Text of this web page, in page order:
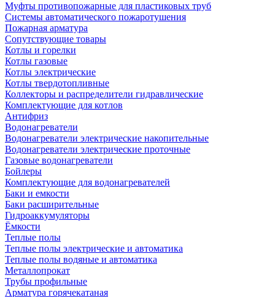
Муфты противопожарные для пластиковых труб
Системы автоматического пожаротушения
Пожарная арматура
Сопутствующие товары
Котлы и горелки
Котлы газовые
Котлы электрические
Котлы твердотопливные
Коллекторы и распределители гидравлические
Комплектующие для котлов
Антифриз
Водонагреватели
Водонагреватели электрические накопительные
Водонагреватели электрические проточные
Газовые водонагреватели
Бойлеры
Комплектующие для водонагревателей
Баки и емкости
Баки расширительные
Гидроаккумуляторы
Ёмкости
Теплые полы
Теплые полы электрические и автоматика
Теплые полы водяные и автоматика
Металлопрокат
Трубы профильные
Арматура горячекатаная